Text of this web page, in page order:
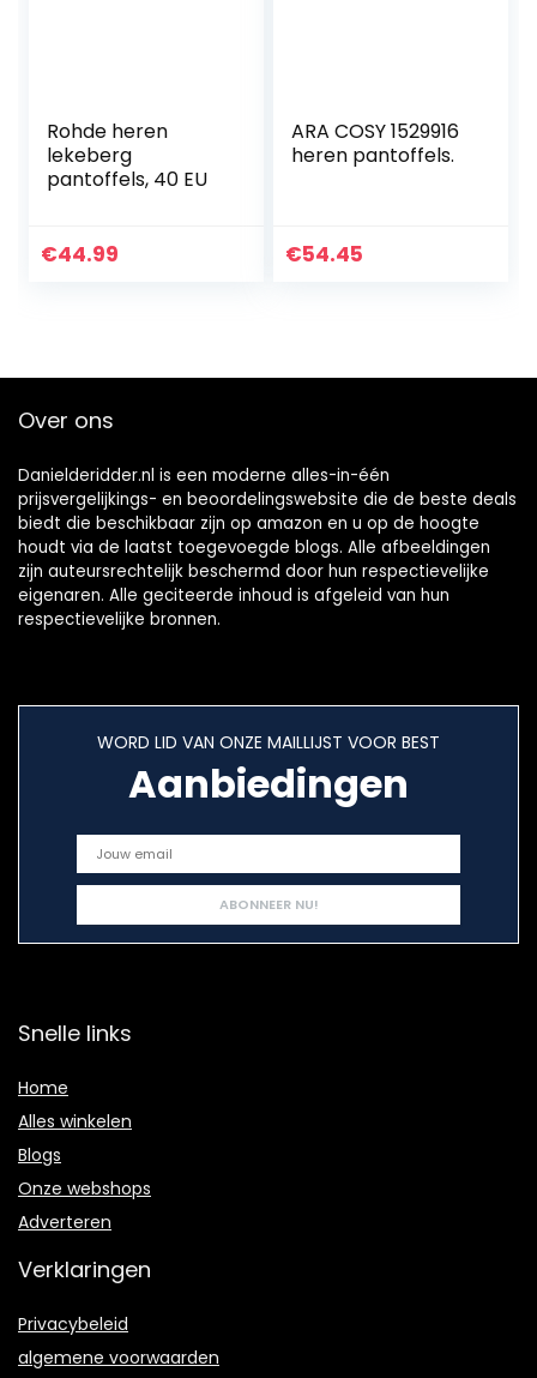
Rohde heren
lekeberg
pantoffels, 40 EU
€44.99
ARA COSY 1529916
heren pantoffels.
€54.45
Over ons
Danielderidder.nl is een moderne alles-in-één
prijsvergelijkings- en beoordelingswebsite die de beste deals
biedt die beschikbaar zijn op amazon en u op de hoogte
houdt via de laatst toegevoegde blogs. Alle afbeeldingen
zijn auteursrechtelijk beschermd door hun respectievelijke
eigenaren. Alle geciteerde inhoud is afgeleid van hun
respectievelijke bronnen.
WORD LID VAN ONZE MAILLIJST VOOR BEST
Aanbiedingen
Snelle links
Home
Alles winkelen
Blogs
Onze webshops
Adverteren
Verklaringen
Privacybeleid
algemene voorwaarden